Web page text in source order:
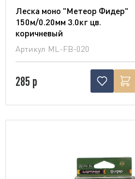
Леска моно "Метеор Фидер"
150м/0.20мм 3.0кг цв.
коричневый
Артикул ML-FB-020
285 р